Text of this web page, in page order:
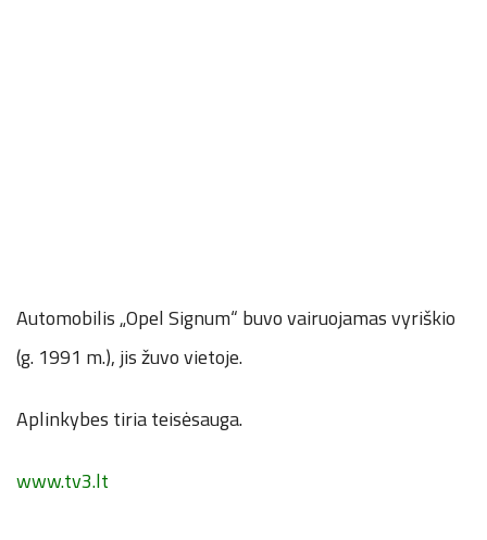
Automobilis „Opel Signum“ buvo vairuojamas vyriškio
(g. 1991 m.), jis žuvo vietoje.
Aplinkybes tiria teisėsauga.
www.tv3.lt